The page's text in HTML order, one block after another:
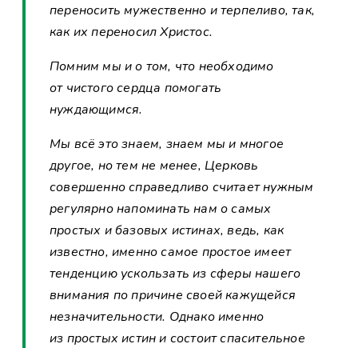
переносить мужественно и терпеливо, так,
как их переносил Христос.
Помним мы и о том, что необходимо
от чистого сердца помогать
нуждающимся.
Мы всё это знаем, знаем мы и многое
другое, но тем не менее, Церковь
совершенно справедливо считает нужным
регулярно напоминать нам о самых
простых и базовых истинах, ведь, как
известно, именно самое простое имеет
тенденцию ускользать из сферы нашего
внимания по причине своей кажущейся
незначительности. Однако именно
из простых истин и состоит спасительное